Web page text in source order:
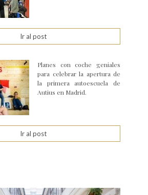
Ir al post
Planes con coche geniales
para celebrar la apertura de
la primera autoescuela de
Autius en Madrid.
Ir al post